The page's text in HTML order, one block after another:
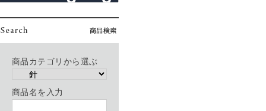
商品カテゴリから選ぶ
商品名を入力